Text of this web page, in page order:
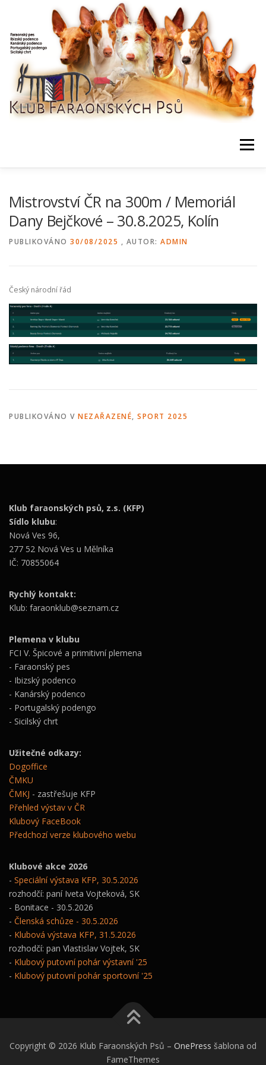
Menu
Mistrovství ČR na 300m / Memoriál
Dany Bejčkové – 30.8.2025, Kolín
PUBLIKOVÁNO 30/08/2025 , AUTOR: ADMIN
Český národní řád
PUBLIKOVÁNO V NEZAŘAZENÉ, SPORT 2025
Klub faraonských psů, z.s. (KFP)
Sídlo klubu:
Nová Ves 96,
277 52 Nová Ves u Mělníka
IČ: 70855064
Rychlý kontakt:
Klub: faraonklub@seznam.cz
Plemena v klubu
FCI V. Špicové a primitivní plemena
- Faraonský pes
- Ibizský podenco
- Kanárský podenco
- Portugalský podengo
- Sicilský chrt
Užitečné odkazy:
Dogoffice
ČMKU
ČMKJ - zastřešuje KFP
Přehled výstav v ČR
Klubový FaceBook
Předchozí verze klubového webu
Klubové akce 2026
- Speciální výstava KFP, 30.5.2026
rozhodčí: paní Iveta Vojteková, SK
- Bonitace - 30.5.2026
- Členská schůze - 30.5.2026
- Klubová výstava KFP, 31.5.2026
rozhodčí: pan Vlastislav Vojtek, SK
- Klubový putovní pohár výstavní '25
- Klubový putovní pohár sportovní '25
Copyright © 2026 Klub Faraonských Psů – OnePress šablona od
FameThemes